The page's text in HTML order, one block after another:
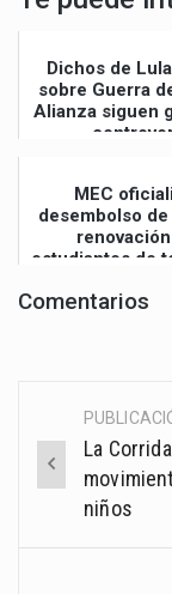
Dichos de
sobre Guerra
Alianza siguen
MEC
desembolso
estudiantes de
Comentarios
Post
navigation
La
niños